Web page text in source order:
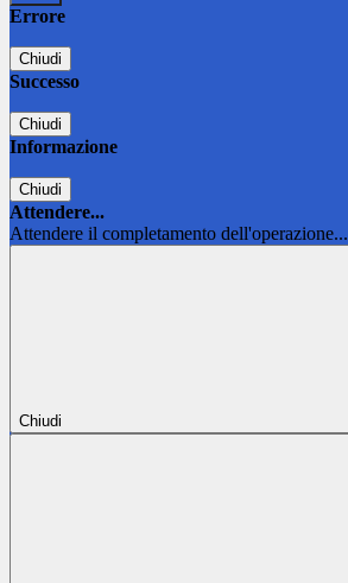
Errore
Chiudi
Successo
Chiudi
Informazione
Chiudi
Attendere...
Attendere il completamento dell'operazione...
Chiudi